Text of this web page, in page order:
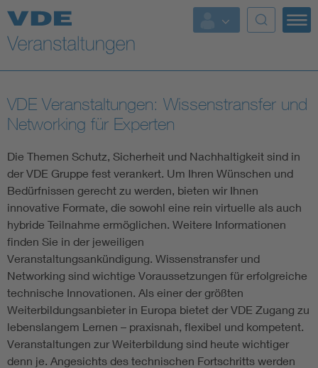
Top Themen
Fokusthemen
Energy
AI & Digital Trust
Health
Mobility
Standards
Weitere Themen
Assisted Living
VDE Veranstaltungen: Wissenstransfer und
Networking für Experten
Die Themen Schutz, Sicherheit und Nachhaltigkeit sind in
der VDE Gruppe fest verankert. Um Ihren Wünschen und
Bedürfnissen gerecht zu werden, bieten wir Ihnen
innovative Formate, die sowohl eine rein virtuelle als auch
hybride Teilnahme ermöglichen. Weitere Informationen
finden Sie in der jeweiligen
Veranstaltungsankündigung. Wissenstransfer und
Networking sind wichtige Voraussetzungen für erfolgreiche
technische Innovationen. Als einer der größten
Weiterbildungsanbieter in Europa bietet der VDE Zugang zu
lebenslangem Lernen – praxisnah, flexibel und kompetent.
Veranstaltungen zur Weiterbildung sind heute wichtiger
denn je. Angesichts des technischen Fortschritts werden